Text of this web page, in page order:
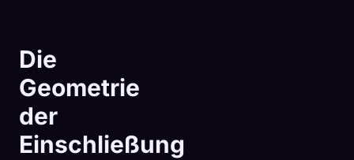
Die
Geometrie
der
Einschließung